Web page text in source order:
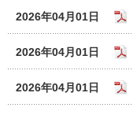
2026年04月01日
2026年04月01日
2026年04月01日